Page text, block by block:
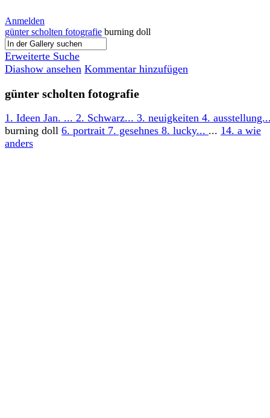
Anmelden
günter scholten fotografie burning doll
Erweiterte Suche
Diashow ansehen Kommentar hinzufügen
günter scholten fotografie
1. Ideen Jan. ... 2. Schwarz... 3. neuigkeiten 4.
burning doll 6. portrait 7. gesehnes 8. lucky... ... 14. a wie
anders